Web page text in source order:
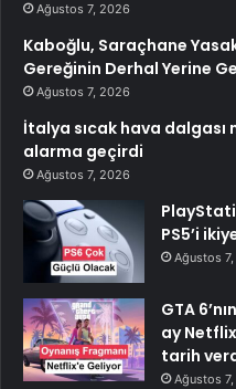
Ağustos 7, 2026
Kaboğlu, Saraçhane
Gereğinin Derhal Yerine
Ağustos 7, 2026
İtalya sıcak hava
alarma geçirdi
Ağustos 7, 2026
PS5’i
Ağustos
GTA
ay
tarih
Ağustos